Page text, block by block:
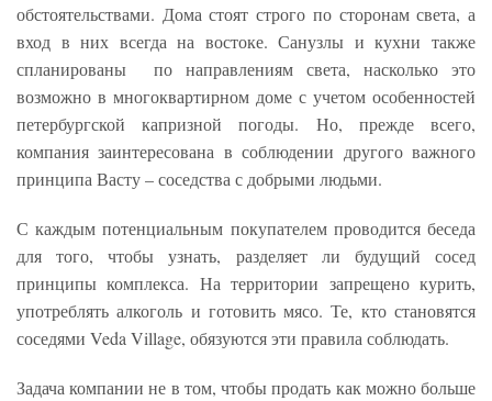
обстоятельствами. Дома стоят строго по сторонам света, а
вход в них всегда на востоке. Санузлы и кухни также
спланированы по направлениям света, насколько это
возможно в многоквартирном доме с учетом особенностей
петербургской капризной погоды. Но, прежде всего,
компания заинтересована в соблюдении другого важного
принципа Васту – соседства с добрыми людьми.
С каждым потенциальным покупателем проводится беседа
для того, чтобы узнать, разделяет ли будущий сосед
принципы комплекса. На территории запрещено курить,
употреблять алкоголь и готовить мясо. Те, кто становятся
соседями Veda Village, обязуются эти правила соблюдать.
Задача компании не в том, чтобы продать как можно больше